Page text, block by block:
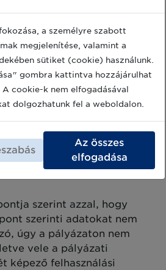
megszűnéséig,
fakadóan
jogvita, ez utóbbi
igény jogerős
vagy elévüléséig,
az adatkezelés
jogos érdeke.
érinti a más célból történő
különösen a 3.4. pont
szerint azzal, hogy
szerinti adatokat nem
úgy a pályázaton nem
vele a pályázati
képező felhasználási
a személyre szabott
megjelenítése, valamint a
sütiket (cookie) használunk.
gombra kattintva hozzájárulhat
cookie-k nem elfogadásával
dolgozhatunk fel a weboldalon.
Az összes
elfogadása